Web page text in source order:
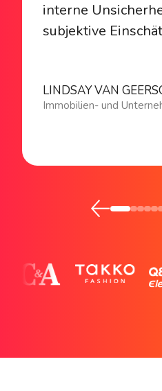
interne
subjektive
LINDSAY VAN
Immobilien- und